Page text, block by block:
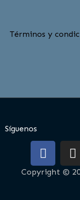
Términos y
Síguenos
F
a
c
I
n
s
Copyright ©